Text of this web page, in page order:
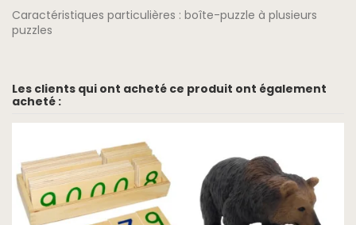
Caractéristiques particulières : boîte-puzzle à plusieurs
puzzles
Les clients qui ont acheté ce produit ont également
acheté :